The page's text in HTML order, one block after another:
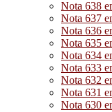
Nota 638
Nota 637
Nota 636
Nota 635
Nota 634
Nota 633
Nota 632
Nota 631
Nota 630